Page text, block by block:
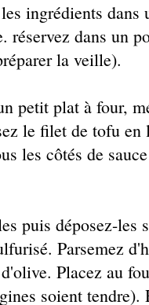
ingrédients dans
dans un
la veille).
petit plat à four,
le filet de tofu en
les côtés de
puis déposez-les
Parsemez
Placez au
soient tendre).